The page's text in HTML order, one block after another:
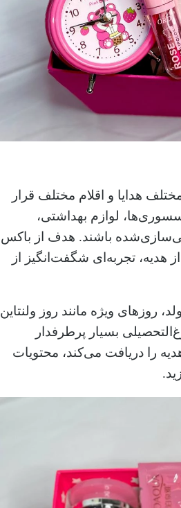
هدایا و اقلام مختلف قرار
لوازم بهداشتی،
باشند. هدف از باکس
هدیه، تجربه‌ای شگفت‌انگیز از
ویژه مانند روز ولنتاین
بسیار پرطرفدار
را دریافت می‌کند، محتویات
.